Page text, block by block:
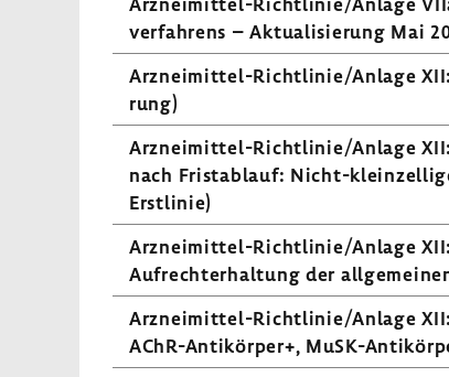
ver­fah­rens – Aktua­li­sie­rung Mai
Arzneimittel-​Richtlinie/Anlage
rung)
Arzneimittel-​​​​Richt­linie/Anlage
nach Frist­ab­lauf: Nicht-​
Erst­linie)
Arzneimittel-​Richtlinie/Anlage
Aufrecht­erhal­tung der
Arzneimittel-​​​​Richt­linie/Anlage
AChR-​Antikörper+, MuSK-​